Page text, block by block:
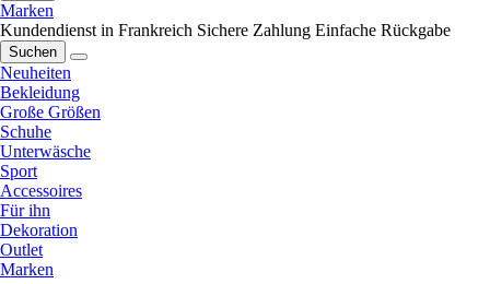
Marken
Kundendienst in Frankreich Sichere Zahlung Einfache Rückgabe
Suchen
Neuheiten
Bekleidung
Große Größen
Schuhe
Unterwäsche
Sport
Accessoires
Für ihn
Dekoration
Outlet
Marken